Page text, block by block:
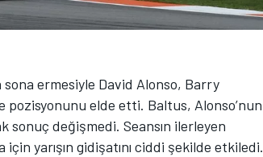
sona ermesiyle David Alonso, Barry
pozisyonunu elde etti. Baltus, Alonso’nun
sonuç değişmedi. Seansın ilerleyen
yarışın gidişatını ciddi şekilde etkiledi.